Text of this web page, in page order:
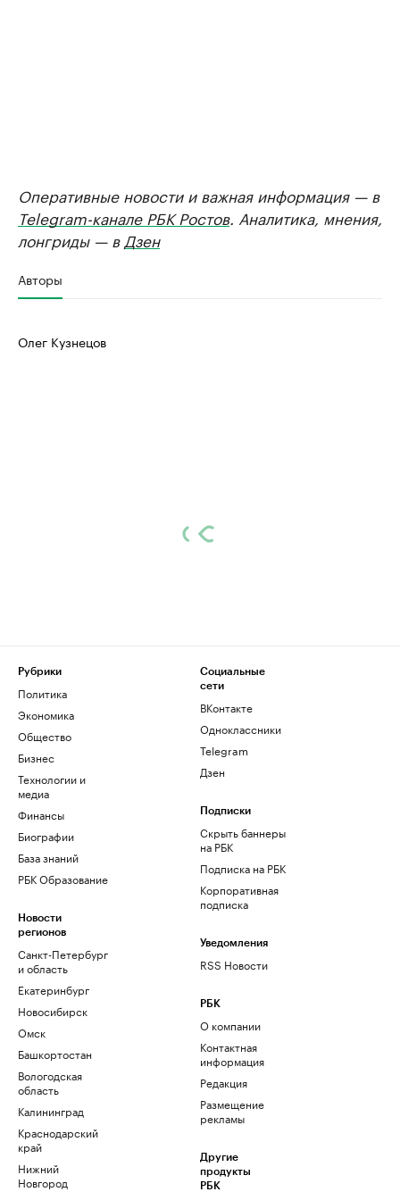
Оперативные новости и важная информация — в
Telegram-канале РБК Ростов. Аналитика, мнения,
лонгриды — в Дзен
Авторы
Олег Кузнецов
Рубрики
Политика
Экономика
Общество
Бизнес
Технологии и
медиа
Финансы
Биографии
База знаний
РБК Образование
Новости
регионов
Санкт-Петербург
и область
Екатеринбург
Новосибирск
Омск
Башкортостан
Вологодская
область
Калининград
Краснодарский
край
Нижний
Новгород
Социальные
сети
ВКонтакте
Одноклассники
Telegram
Дзен
Подписки
Скрыть баннеры
на РБК
Подписка на РБК
Корпоративная
подписка
Уведомления
RSS Новости
РБК
О компании
Контактная
информация
Редакция
Размещение
рекламы
Другие
продукты
РБК